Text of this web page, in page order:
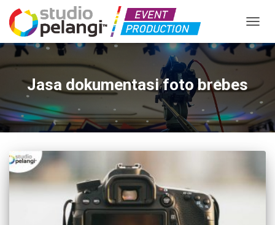
Jasa dokumentasi foto brebes